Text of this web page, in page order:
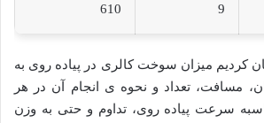
9
610
کردیم میزان سوخت کالری در پیاده روی به
مسافت، تعداد و نحوه ی انجام آن در هر
سرعت پیاده روی، تداوم و حتی به وزن